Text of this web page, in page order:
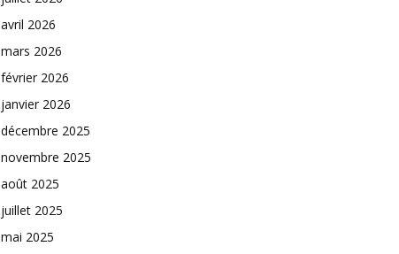
avril 2026
mars 2026
février 2026
janvier 2026
décembre 2025
novembre 2025
août 2025
juillet 2025
mai 2025